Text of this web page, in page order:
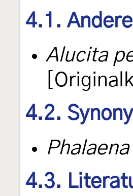
4.1.
Alucita
4.2.
4.3.